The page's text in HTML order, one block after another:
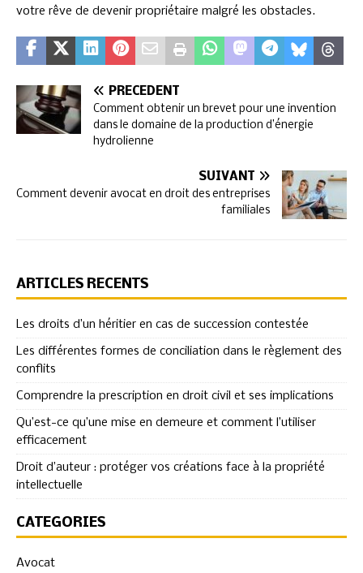
votre rêve de devenir propriétaire malgré les obstacles.
PRÉCÉDENT
Comment obtenir un brevet pour une invention
dans le domaine de la production d’énergie
hydrolienne
SUIVANT
Comment devenir avocat en droit des entreprises
familiales
ARTICLES RÉCENTS
Les droits d’un héritier en cas de succession contestée
Les différentes formes de conciliation dans le règlement des
conflits
Comprendre la prescription en droit civil et ses implications
Qu’est-ce qu’une mise en demeure et comment l’utiliser
efficacement
Droit d’auteur : protéger vos créations face à la propriété
intellectuelle
CATÉGORIES
Avocat